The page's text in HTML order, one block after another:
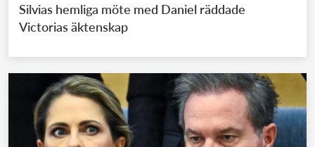
Silvias hemliga möte med Daniel räddade
Victorias äktenskap